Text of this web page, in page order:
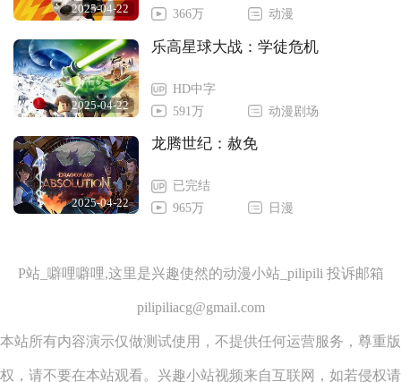
2025-04-22
366万
动漫
2025-04-22
乐高星球大战：学徒危机
HD中字
591万
动漫剧场
2025-04-22
龙腾世纪：赦免
已完结
965万
日漫
P站_噼哩噼哩,这里是兴趣使然的动漫小站_pilipili 投诉邮箱
pilipiliacg@gmail.com
本站所有内容演示仅做测试使用，不提供任何运营服务，尊重版
权，请不要在本站观看。兴趣小站视频来自互联网，如若侵权请